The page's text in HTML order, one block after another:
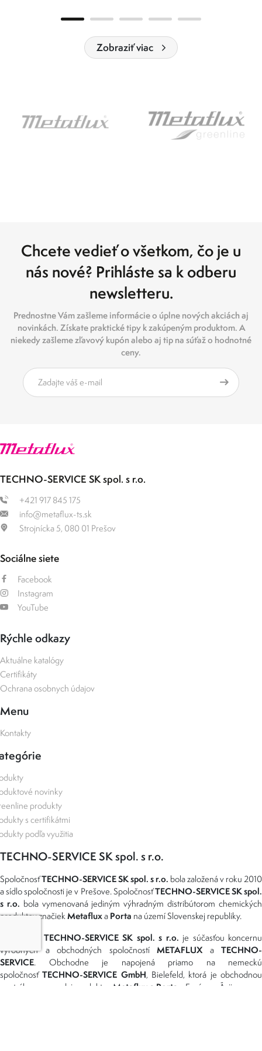
Zobraziť viac
Chcete vedieť o všetkom, čo je u
nás nové? Prihláste sa k odberu
newsletteru.
Prednostne Vám zašleme informácie o úplne nových akciách aj
novinkách. Získate praktické tipy k zakúpeným produktom. A
niekedy zašleme zľavový kupón alebo aj tip na súťaž o hodnotné
ceny.
TECHNO-SERVICE SK spol. s r.o.
+421 917 845 175
info@metaflux-ts.sk
Strojnícka 5, 080 01 Prešov
Sociálne siete
Facebook
Instagram
YouTube
Rýchle odkazy
Aktuálne katalógy
Certifikáty
Ochrana osobnych údajov
Menu
Kontakty
novinky
produkty
s certifikátmi
podľa využitia
TECHNO-SERVICE SK spol. s r.o.
SpoločnosťTECHNO-SERVICE SK spol. s r.o. bola založená v roku 2010
a sídlo spoločnosti je v Prešove. SpoločnosťTECHNO-SERVICE SK spol.
s r.o. bola vymenovaná jediným výhradným distribútorom chemických
produktov značiekMetafluxa Porta na území Slovenskej republiky.
TECHNO-SERVICE SK spol. s r.o. je súčasťou koncernu
výrobných a obchodných spoločností METAFLUXa TECHNO-
SERVICE. Obchodne je napojená priamo na nemeckú
spoločnosťTECHNO-SERVICE GmbH, Bielefeld, ktorá je obchodnou
centrálou pre predaj produktov Metaflux a Porta v Európe a Ázii.